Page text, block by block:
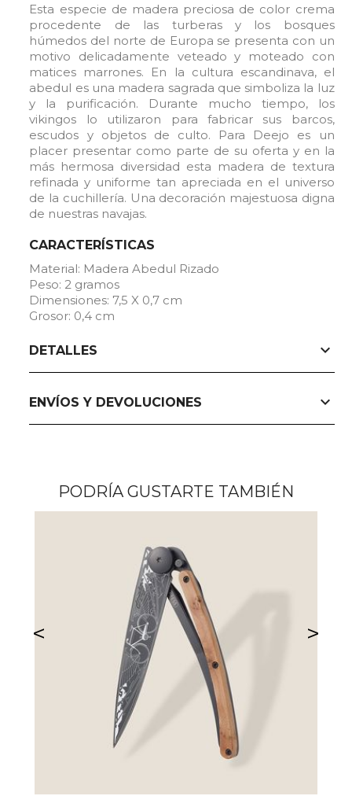
Esta especie de madera preciosa de color crema
procedente de las turberas y los bosques
húmedos del norte de Europa se presenta con un
motivo delicadamente veteado y moteado con
matices marrones. En la cultura escandinava, el
abedul es una madera sagrada que simboliza la luz
y la purificación. Durante mucho tiempo, los
vikingos lo utilizaron para fabricar sus barcos,
escudos y objetos de culto. Para Deejo es un
placer presentar como parte de su oferta y en la
más hermosa diversidad esta madera de textura
refinada y uniforme tan apreciada en el universo
de la cuchillería. Una decoración majestuosa digna
de nuestras navajas.
CARACTERÍSTICAS
Material: Madera Abedul Rizado
Peso: 2 gramos
Dimensiones: 7,5 X 0,7 cm
Grosor: 0,4 cm
DETALLES expand_more
ENVÍOS Y DEVOLUCIONES expand_more
PODRÍA GUSTARTE TAMBIÉN
< >